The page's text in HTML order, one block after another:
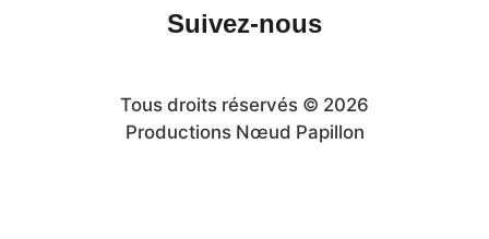
Suivez-nous
Tous droits réservés © 2026
Productions Nœud Papillon